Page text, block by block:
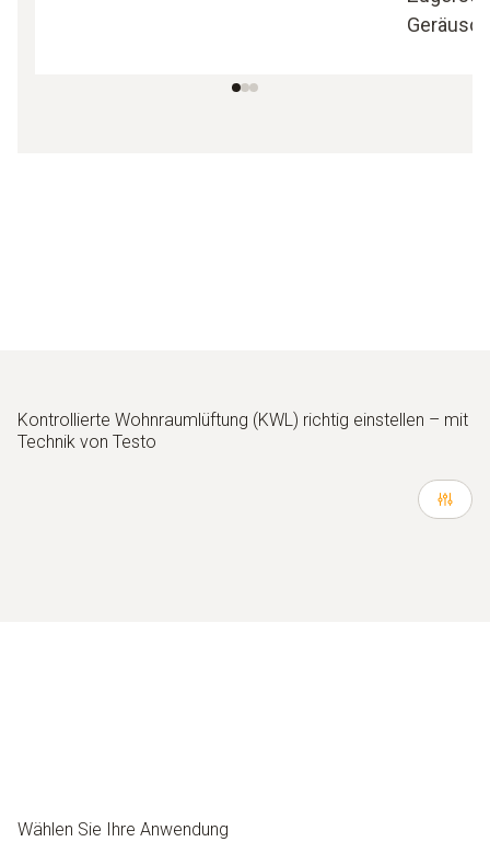
Kontrollierte Wohnraumlüftung (KWL) richtig einstellen – mit
Technik von Testo
Wählen Sie Ihre Anwendung